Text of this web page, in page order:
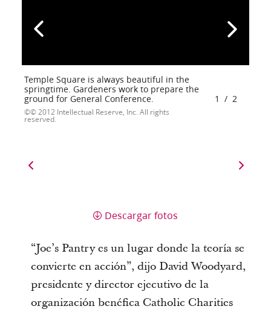
Temple Square is always beautiful in the
springtime. Gardeners work to prepare the
ground for General Conference.
© 2012 Intellectual Reserve, Inc. All rights
reserved.
1 / 2
Descargar fotos
“Joe’s Pantry es un lugar donde la teoría se
convierte en acción”, dijo David Woodyard,
presidente y director ejecutivo de la
organización benéfica Catholic Charities